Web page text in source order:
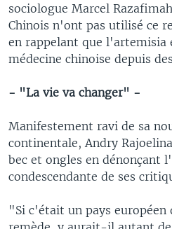
sociologue Marcel
Chinois n'ont pas utilisé ce
en rappelant que l'artemisia
médecine chinoise depuis
- "La vie va changer" -
Manifestement ravi de sa
continentale, Andry
bec et ongles en dénonçant
condescendante de ses
"Si c'était un pays européen